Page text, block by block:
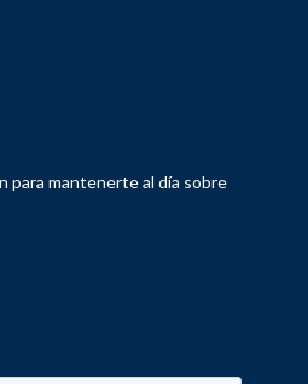
para mantenerte al día sobre